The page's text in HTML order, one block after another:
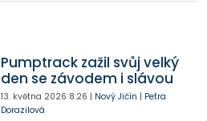
Pumptrack zažil svůj velký
den se závodem i slávou
13. května 2026 8:26 | Nový Jičín | Petra
Dorazilová